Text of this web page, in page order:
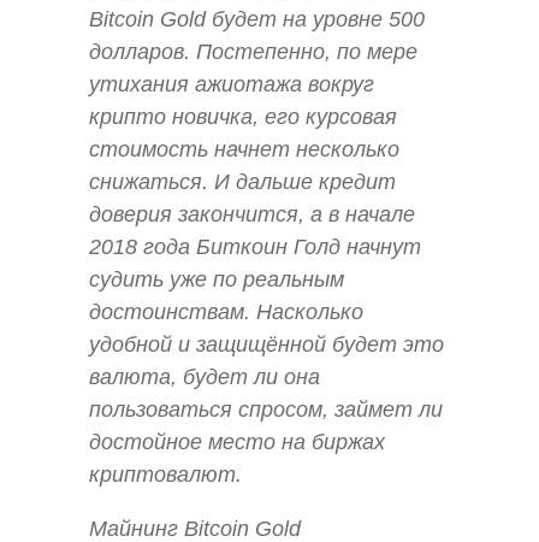
Bitcoin Gold будет на уровне 500
долларов. Постепенно, по мере
утихания ажиотажа вокруг
крипто новичка, его курсовая
стоимость начнет несколько
снижаться. И дальше кредит
доверия закончится, а в начале
2018 года Биткоин Голд начнут
судить уже по реальным
достоинствам. Насколько
удобной и защищённой будет это
валюта, будет ли она
пользоваться спросом, займет ли
достойное место на биржах
криптовалют.
Майнинг Bitcoin Gold